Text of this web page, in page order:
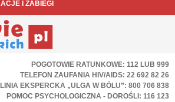
I ZABIEGI
POGOTOWIE RATUNKOWE: 112 LUB 999
TELEFON ZAUFANIA HIV/AIDS: 22 692 82 26
EKSPERCKA „ULGA W BÓLU”: 800 706 838
POMOC PSYCHOLOGICZNA - DOROŚLI: 116 123